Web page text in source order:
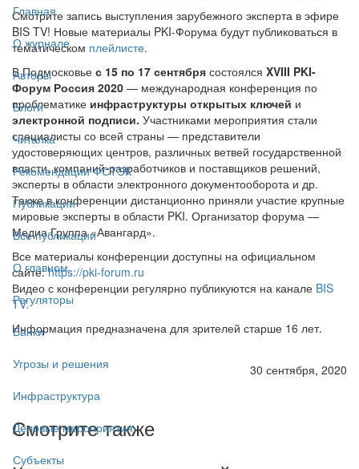
Главная
О журнале
Авторы
Блоги
Читалка
Рекомендации ФСТЭК
Публикации
Все публикации
О главном
Регуляторы
Банки
Угрозы и решения
Инфраструктура
Деловые мероприятия
Субъекты
Смотрите запись выступления зарубежного эксперта в эфире
BIS TV! Новые материалы PKI-Форума будут публиковаться в
тематическом плейлисте.
В Подмосковье с 15 по 17 сентября состоялся XVIII PKI-
Форум Россия 2020 — международная конференция по
проблематике инфраструктуры открытых ключей и
электронной подписи. Участниками мероприятия стали
специалисты со всей страны — представители
удостоверяющих центров, различных ветвей государственной
власти, компаний-разработчиков и поставщиков решений,
эксперты в области электронного документооборота и др.
Также в конференции дистанционно приняли участие крупные
мировые эксперты в области PKI. Организатор форума —
Медиа Группа «Авангард».
Все материалы конференции доступны на официальном
сайте:https://pki-forum.ru
Видео с конференции регулярно публикуются на канале BIS
TV.
Информация предназначена для зрителей старше 16 лет.
30 сентября, 2020
Смотрите также